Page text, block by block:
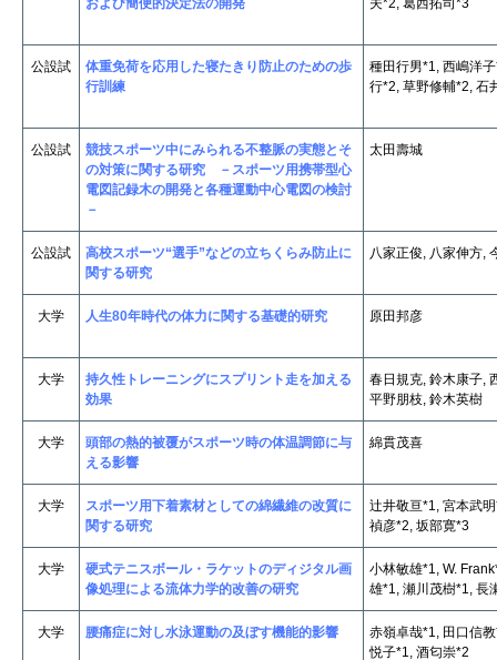
および簡便的決定法の開発
夫*2, 葛西拓司*3
公設試
体重免荷を応用した寝たきり防止のための歩
行訓練
種田行男*1, 西嶋洋
行*2, 草野修輔*2, 石
公設試
競技スポーツ中にみられる不整脈の実態とそ
の対策に関する研究 －スポーツ用携帯型心
電図記録木の開発と各種運動中心電図の検討
－
太田壽城
公設試
高校スポーツ“選手”などの立ちくらみ防止に
関する研究
八家正俊, 八家伸方,
大学 人生80年時代の体力に関する基礎的研究 原田邦彦
大学
持久性トレーニングにスプリント走を加える
効果
春日規克, 鈴木康子,
平野朋枝, 鈴木英樹
大学
頭部の熱的被覆がスポーツ時の体温調節に与
える影響
綿貫茂喜
大学
スポーツ用下着素材としての綿繊維の改質に
関する研究
辻井敬亘*1, 宮本武
禎彦*2, 坂部寛*3
大学
硬式テニスボール・ラケットのディジタル画
像処理による流体力学的改善の研究
小林敏雄*1, W.
雄*1, 瀬川茂樹*1, 長
大学 腰痛症に対し水泳運動の及ぼす機能的影響
赤嶺卓哉*1, 田口信
悦子*1, 酒匂崇*2